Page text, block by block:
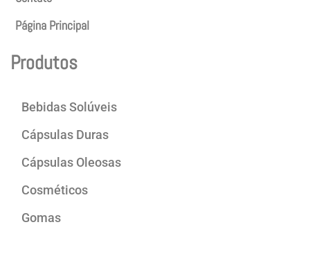
Página Principal
Produtos
Bebidas Solúveis
Cápsulas Duras
Cápsulas Oleosas
Cosméticos
Gomas